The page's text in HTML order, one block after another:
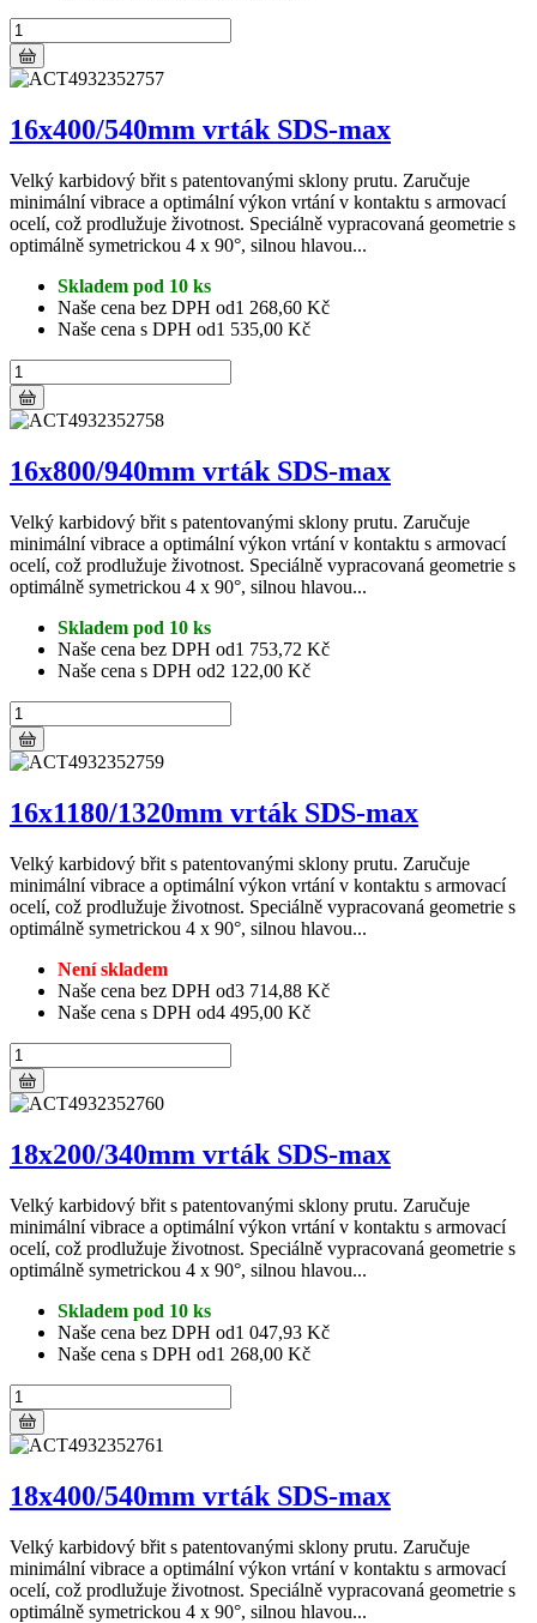
16x400/540mm vrták SDS-max
Velký karbidový břit s patentovanými sklony prutu. Zaručuje
minimální vibrace a optimální výkon vrtání v kontaktu s armovací
ocelí, což prodlužuje životnost. Speciálně vypracovaná geometrie s
optimálně symetrickou 4 x 90°, silnou hlavou...
Skladem pod 10 ks
Naše cena bez DPH od1 268,60 Kč
Naše cena s DPH od1 535,00 Kč
16x800/940mm vrták SDS-max
Velký karbidový břit s patentovanými sklony prutu. Zaručuje
minimální vibrace a optimální výkon vrtání v kontaktu s armovací
ocelí, což prodlužuje životnost. Speciálně vypracovaná geometrie s
optimálně symetrickou 4 x 90°, silnou hlavou...
Skladem pod 10 ks
Naše cena bez DPH od1 753,72 Kč
Naše cena s DPH od2 122,00 Kč
16x1180/1320mm vrták SDS-max
Velký karbidový břit s patentovanými sklony prutu. Zaručuje
minimální vibrace a optimální výkon vrtání v kontaktu s armovací
ocelí, což prodlužuje životnost. Speciálně vypracovaná geometrie s
optimálně symetrickou 4 x 90°, silnou hlavou...
Není skladem
Naše cena bez DPH od3 714,88 Kč
Naše cena s DPH od4 495,00 Kč
18x200/340mm vrták SDS-max
Velký karbidový břit s patentovanými sklony prutu. Zaručuje
minimální vibrace a optimální výkon vrtání v kontaktu s armovací
ocelí, což prodlužuje životnost. Speciálně vypracovaná geometrie s
optimálně symetrickou 4 x 90°, silnou hlavou...
Skladem pod 10 ks
Naše cena bez DPH od1 047,93 Kč
Naše cena s DPH od1 268,00 Kč
18x400/540mm vrták SDS-max
Velký karbidový břit s patentovanými sklony prutu. Zaručuje
minimální vibrace a optimální výkon vrtání v kontaktu s armovací
ocelí, což prodlužuje životnost. Speciálně vypracovaná geometrie s
optimálně symetrickou 4 x 90°, silnou hlavou...